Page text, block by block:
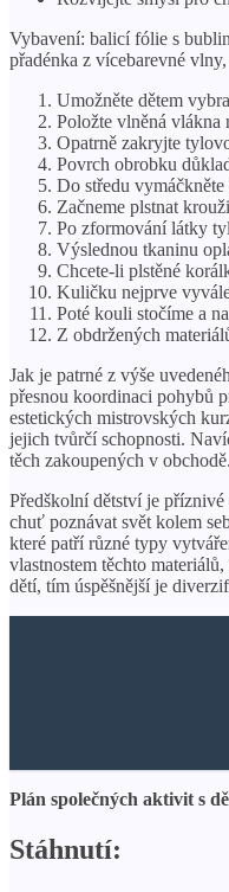
Vybavení: balicí fólie s
přadénka z vícebarevné
Umožněte dětem
Položte vlněná
Opatrně zakryjte
Povrch obrobku
Do středu
Začneme plstnat
Po zformování látky
Výslednou tkaninu
Chcete-li plstěné
Kuličku nejprve
Poté kouli stočíme a
Z obdržených
Jak je patrné z výše
přesnou koordinaci pohybů
estetických mistrovských
jejich tvůrčí schopnosti.
těch zakoupených v obchodě.
Předškolní dětství je
chuť poznávat svět kolem
které patří různé typy
vlastnostem těchto
dětí, tím úspěšnější je
Plán společných aktivit s
Stáhnutí: